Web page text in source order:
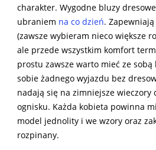
charakter. Wygodne bluzy
ubraniem na co dzień.
(zawsze wybieram nieco większe
ale przede wszystkim komfort
prostu zawsze warto mieć ze
sobie żadnego wyjazdu bez
nadają się na zimniejsze wieczory
ognisku. Każda kobieta powinna
model jednolity i we wzory oraz
rozpinany.